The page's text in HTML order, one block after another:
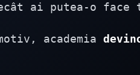
ai putea-o face
academia